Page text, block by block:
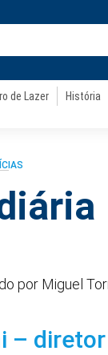
de Lazer
História
por Miguel
–